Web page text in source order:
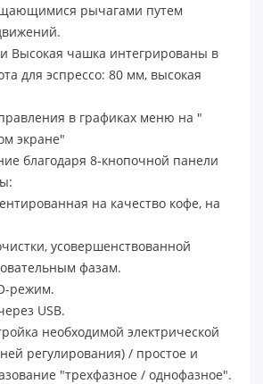
рычагами путем
Высокая чашка интегрированы в
для эспрессо: 80 мм, высокая
в графиках меню на "
экране"
благодаря 8-кнопочной панели
на качество кофе, на
усовершенствованной
фазам.
режим.
USB.
необходимой электрической
регулирования) / простое и
"трехфазное / однофазное".